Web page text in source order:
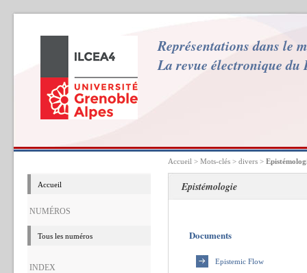
Représentations dans le
La revue électronique du
Accueil > Mots-clés > divers >
Accueil
NUMÉROS
Tous les numéros
INDEX
Epistémologie
Documents
Epistemic Flow